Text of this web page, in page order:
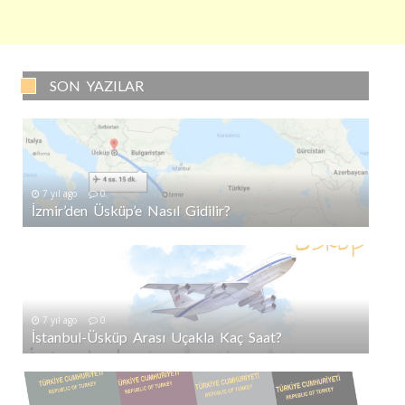
SON YAZILAR
7 yıl ago 0
İzmir’den Üsküp’e Nasıl Gidilir?
7 yıl ago 0
İstanbul-Üsküp Arası Uçakla Kaç Saat?